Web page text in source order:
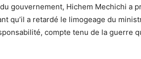
gouvernement, Hichem Mechichi a
qu’il a retardé le limogeage du
compte tenu de la guerre